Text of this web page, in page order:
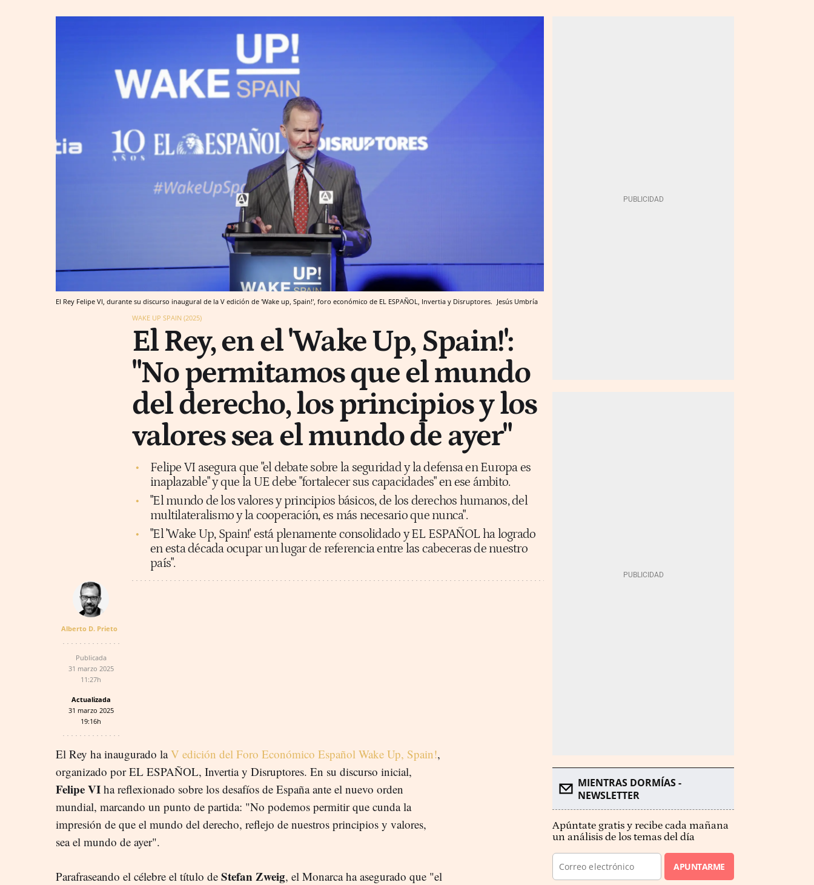
El Rey Felipe VI, durante su discurso inaugural de la V edición de 'Wake up, Spain!', foro económico de EL ESPAÑOL, Invertia y Disruptores. Jesús Umbría
WAKE UP SPAIN (2025)
El Rey, en el 'Wake Up, Spain!':
"No permitamos que el mundo
del derecho, los principios y los
valores sea el mundo de ayer"
Felipe VI asegura que "el debate sobre la seguridad y la defensa en Europa es
inaplazable" y que la UE debe "fortalecer sus capacidades" en ese ámbito.
"El mundo de los valores y principios básicos, de los derechos humanos, del
multilateralismo y la cooperación, es más necesario que nunca".
"El 'Wake Up, Spain!' está plenamente consolidado y EL ESPAÑOL ha logrado
en esta década ocupar un lugar de referencia entre las cabeceras de nuestro
país".
Alberto D. Prieto
Publicada
31 marzo 2025
11:27h
Actualizada
31 marzo 2025
19:16h
El Rey ha inaugurado laV edición del Foro Económico Español Wake Up, Spain!,
organizado por EL ESPAÑOL, Invertia y Disruptores. En su discurso inicial,
Felipe VI ha reflexionado sobre los desafíos de España ante el nuevo orden
mundial, marcando un punto de partida: "No podemos permitir que cunda la
impresión de que el mundo del derecho, reflejo de nuestros principios y valores,
sea el mundo de ayer".
Parafraseando el célebre el título de Stefan Zweig, el Monarca ha asegurado que "el
MIENTRAS DORMÍAS -
NEWSLETTER
Apúntate gratis y recibe cada mañana
un análisis de los temas del día
APUNTARME